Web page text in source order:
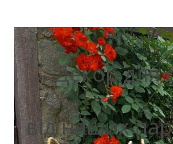
Декор для
від наших